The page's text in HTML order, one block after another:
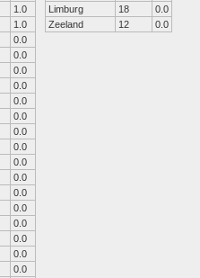
1.0
1.0
0.0
0.0
0.0
0.0
0.0
0.0
0.0
0.0
0.0
0.0
0.0
0.0
0.0
0.0
0.0
0.0
Limburg
18
0.0
Zeeland
12 0.0